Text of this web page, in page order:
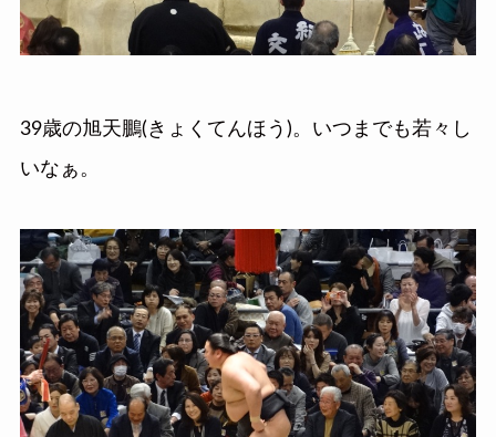
39歳の旭天鵬(きょくてんほう)。いつまでも若々し
いなぁ。